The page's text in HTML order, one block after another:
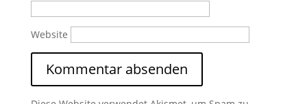
Website